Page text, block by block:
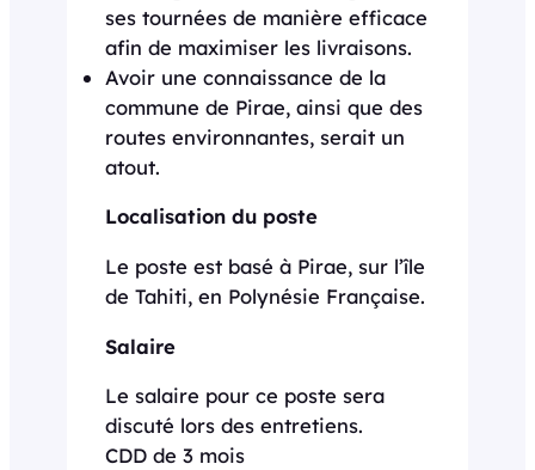
ses tournées de manière efficace
afin de maximiser les livraisons.
Avoir une connaissance de la
commune de Pirae, ainsi que des
routes environnantes, serait un
atout.
Localisation du poste
Le poste est basé à Pirae, sur l’île
de Tahiti, en Polynésie Française.
Salaire
Le salaire pour ce poste sera
discuté lors des entretiens.
CDD de 3 mois